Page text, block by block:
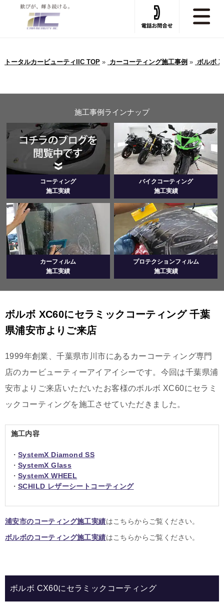
トータルカービューティIIC TOP» カーコーティング施工事例 » ボルボ
施工事例ラインナップ
コーティング
施工実績
バイクコーティング
施工実績
カーフィルム
施工実績
プロテクションフィルム
施工実績
ボルボ XC60にセラミックコーティング 千葉
県浦安市よりご来店
1999年創業、千葉県市川市にあるカーコーティング専門
店のカービューティーアイアイシーです。今回は千葉県浦
安市よりご来店いただいたお客様のボルボ XC60にセラミ
ックコーティングを施工させていただきました。
施工内容
・ SystemX Diamond SS
・ SystemX Glass
・ SystemX WHEEL
・ SCHILD レザーシートコーティング
浦安市のコーティング施工実績はこちらからご覧ください。
ボルボのコーティング施工実績はこちらからご覧ください。
ボルボ CX60にセラミックコーティング